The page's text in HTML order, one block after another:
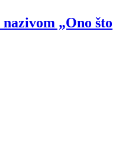
„Ono što